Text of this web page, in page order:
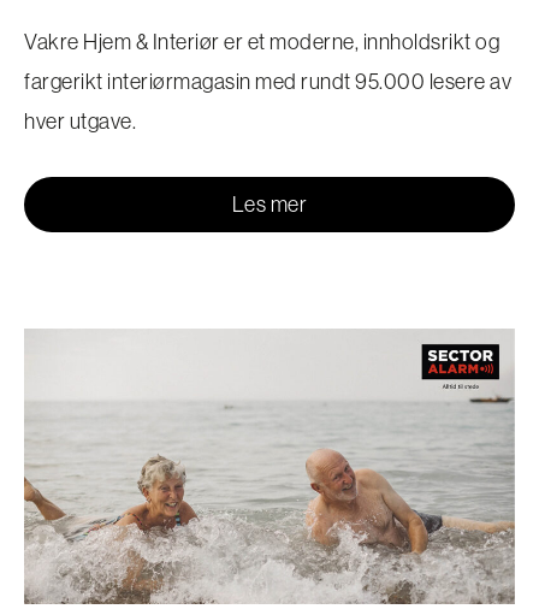
Vakre Hjem & Interiør er et moderne, innholdsrikt og
fargerikt interiørmagasin med rundt 95.000 lesere av
hver utgave.
Les mer